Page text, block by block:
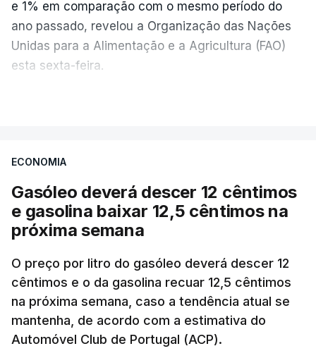
e 1% em comparação com o mesmo período do
ano passado, revelou a Organização das Nações
Unidas para a Alimentação e a Agricultura (FAO)
esta sexta-feira.
com ondas de calor no Verão e conflitos na
Ucrânia e no Médio Oriente a elevar os
custos das colheitas.
O índice, que acompanha as variações mensais
de um cabaz de produtos alimentares
comercializados internacionalmente, subiu para
131,1 pontos em julho, face aos 130,3 de junho.
O aumento dos preços dos alimentos básicos
ECONOMIA
Gasóleo deverá descer 12 cêntimos
e gasolina baixar 12,5 cêntimos na
próxima semana
O preço por litro do gasóleo deverá descer 12
cêntimos e o da gasolina recuar 12,5 cêntimos
na próxima semana, caso a tendência atual se
mantenha, de acordo com a estimativa do
Automóvel Club de Portugal (ACP).